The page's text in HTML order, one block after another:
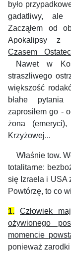
było
gadatliwy, ale
Zacząłem od
Apokalipsy z
Czasem
Nawet w
straszliwego
większość
błahe
zaprosiłem go -
żona
Krzyżowej...
Właśnie tow.
totalitarne:
się Izraela i USA
Powtórzę, to co
1.
Człowiek
ożywionego
momencie
ponieważ